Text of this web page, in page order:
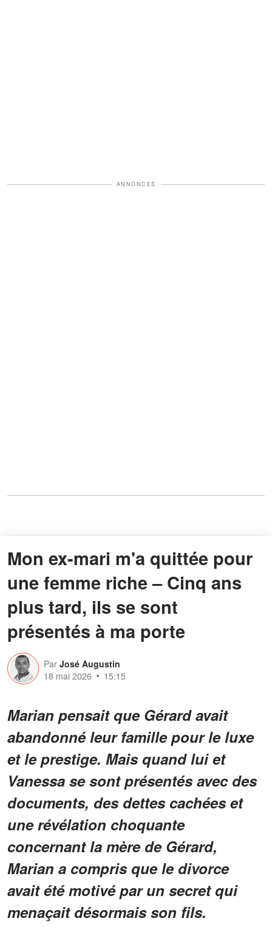
ANNONCES
Mon ex-mari m'a quittée pour
une femme riche – Cinq ans
plus tard, ils se sont
présentés à ma porte
Par José Augustin
18 mai 2026
15:15
Marian pensait que Gérard avait
abandonné leur famille pour le luxe
et le prestige. Mais quand lui et
Vanessa se sont présentés avec des
documents, des dettes cachées et
une révélation choquante
concernant la mère de Gérard,
Marian a compris que le divorce
avait été motivé par un secret qui
menaçait désormais son fils.